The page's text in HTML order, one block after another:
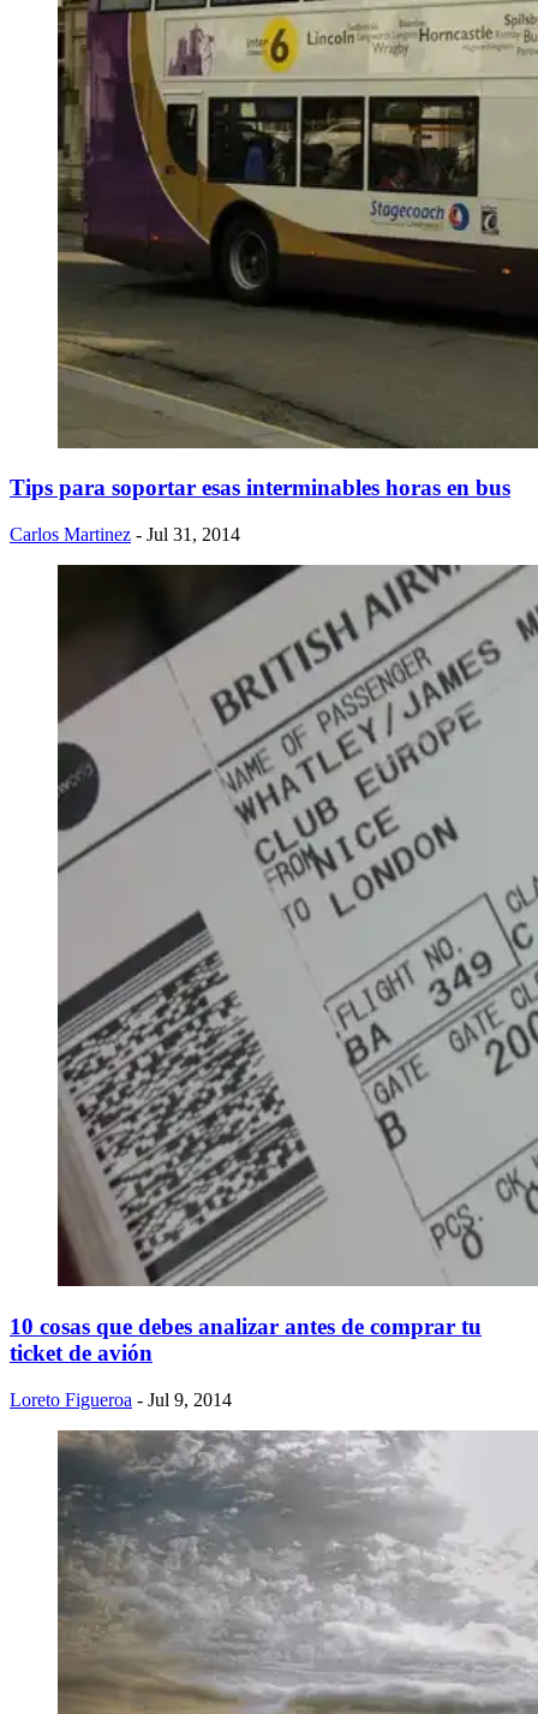
​Tips para soportar esas interminables horas en bus
Carlos Martinez - Jul 31, 2014
10 cosas que debes analizar antes de comprar tu
ticket de avión
Loreto Figueroa - Jul 9, 2014